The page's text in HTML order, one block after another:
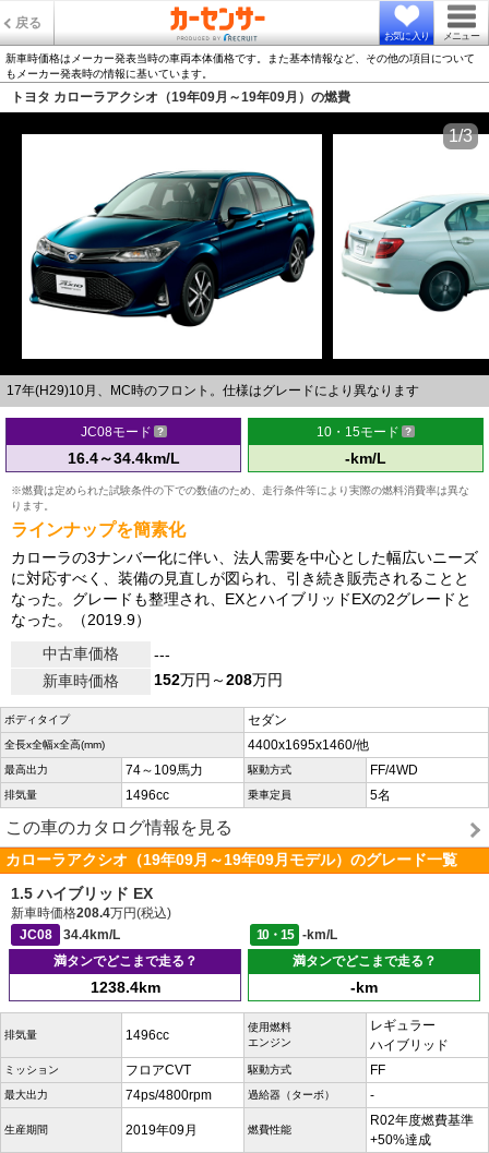
戻る
お気に入り メニュー
新車時価格はメーカー発表当時の車両本体価格です。また基本情報など、その他の項目について
もメーカー発表時の情報に基いています。
トヨタ カローラアクシオ（19年09月～19年09月）の燃費
17年(H29)10月、MC時のフロント。仕様はグレードにより異なります
1/3
JC08モード
16.4～34.4km/L
10・15モード
-km/L
※燃費は定められた試験条件の下での数値のため、走行条件等により実際の燃料消費率は異な
ります。
ラインナップを簡素化
カローラの3ナンバー化に伴い、法人需要を中心とした幅広いニーズ
に対応すべく、装備の見直しが図られ、引き続き販売されることと
なった。グレードも整理され、EXとハイブリッドEXの2グレードと
なった。（2019.9）
中古車価格
---
新車時価格
152万円～208万円
ボディタイプ セダン
全長x全幅x全高(mm) 4400x1695x1460/他
最高出力 74～109馬力 駆動方式 FF/4WD
排気量 1496cc 乗車定員 5名
この車のカタログ情報を見る
カローラアクシオ（19年09月～19年09月モデル）のグレード一覧
1.5 ハイブリッド EX
新車時価格208.4万円(税込)
JC08
34.4km/L 10・15
-km/L
満タンでどこまで走る？
1238.4km
満タンでどこまで走る？
-km
排気量 1496cc
使用燃料
エンジン
レギュラー
ハイブリッド
ミッション フロアCVT 駆動方式 FF
最大出力 74ps/4800rpm 過給器（ターボ） -
生産期間 2019年09月 燃費性能
R02年度燃費基準
+50%達成